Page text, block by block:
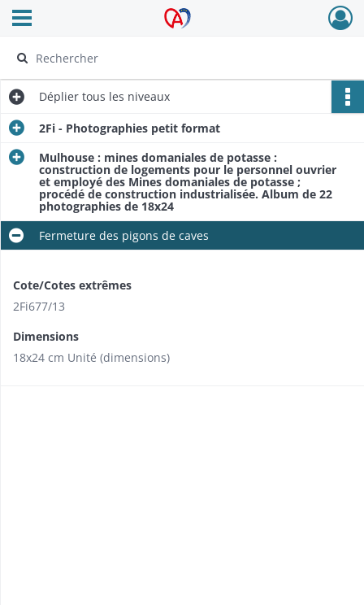
Archives Alsace - Colmar
Ouvrir le menu déroulant
Déplier tous les niveaux
2Fi - Photographies petit format
Mulhouse : mines domaniales de potasse :
construction de logements pour le personnel ouvrier
et employé des Mines domaniales de potasse ;
procédé de construction industrialisée. Album de 22
photographies de 18x24
Fermeture des pigons de caves
Cote/Cotes extrêmes
2Fi677/13
Dimensions
18x24 cm Unité (dimensions)